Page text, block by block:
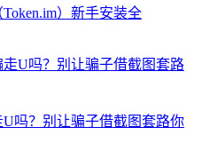
）新手安装全
吗？别让骗子借截图套路你